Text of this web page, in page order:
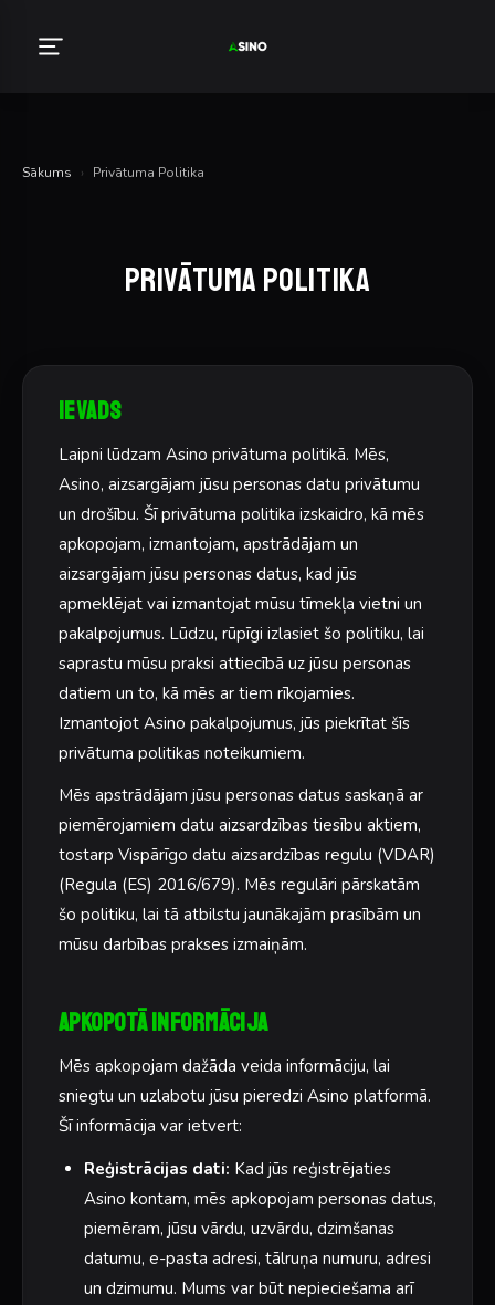
Sākums › Privātuma Politika
Privātuma Politika
Ievads
Laipni lūdzam Asino privātuma politikā. Mēs,
Asino, aizsargājam jūsu personas datu privātumu
un drošību. Šī privātuma politika izskaidro, kā mēs
apkopojam, izmantojam, apstrādājam un
aizsargājam jūsu personas datus, kad jūs
apmeklējat vai izmantojat mūsu tīmekļa vietni un
pakalpojumus. Lūdzu, rūpīgi izlasiet šo politiku, lai
saprastu mūsu praksi attiecībā uz jūsu personas
datiem un to, kā mēs ar tiem rīkojamies.
Izmantojot Asino pakalpojumus, jūs piekrītat šīs
privātuma politikas noteikumiem.
Mēs apstrādājam jūsu personas datus saskaņā ar
piemērojamiem datu aizsardzības tiesību aktiem,
tostarp Vispārīgo datu aizsardzības regulu (VDAR)
(Regula (ES) 2016/679). Mēs regulāri pārskatām
šo politiku, lai tā atbilstu jaunākajām prasībām un
mūsu darbības prakses izmaiņām.
Apkopotā informācija
Mēs apkopojam dažāda veida informāciju, lai
sniegtu un uzlabotu jūsu pieredzi Asino platformā.
Šī informācija var ietvert:
Reģistrācijas dati: Kad jūs reģistrējaties
Asino kontam, mēs apkopojam personas datus,
piemēram, jūsu vārdu, uzvārdu, dzimšanas
datumu, e-pasta adresi, tālruņa numuru, adresi
un dzimumu. Mums var būt nepieciešama arī